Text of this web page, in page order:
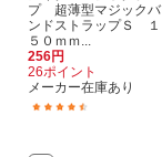
プ 超薄型マジックバ
ンドストラップＳ １
５０ｍｍ...
256円
26ポイント
メーカー在庫あり